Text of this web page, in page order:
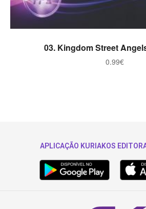
ADICIONAR
03. Kingdom Street
0.99€
APLICAÇÃO KURIAKOS